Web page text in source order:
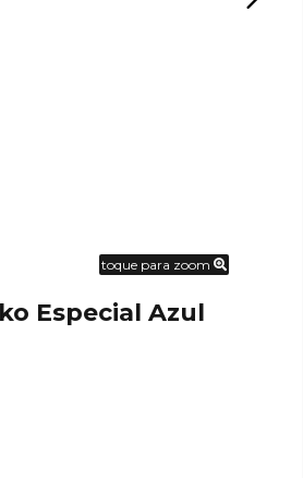
toque para zoom
Especial Azul